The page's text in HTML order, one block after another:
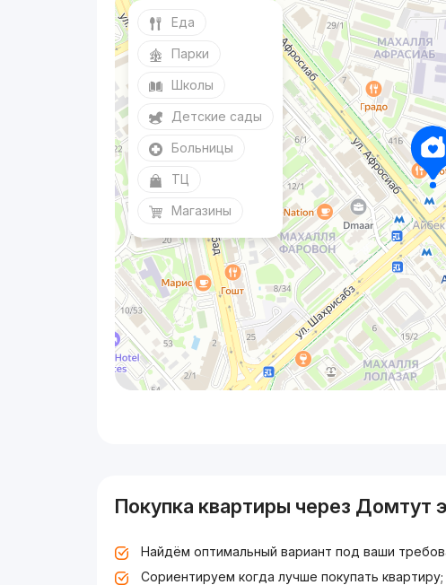
Еда
Парки
Школы
Детские сады
Больницы
ТЦ
Магазины
Покупка квартиры через Домтут
Найдём оптимальный вариант под ваши
Сориентируем когда лучше покупать квартиру;